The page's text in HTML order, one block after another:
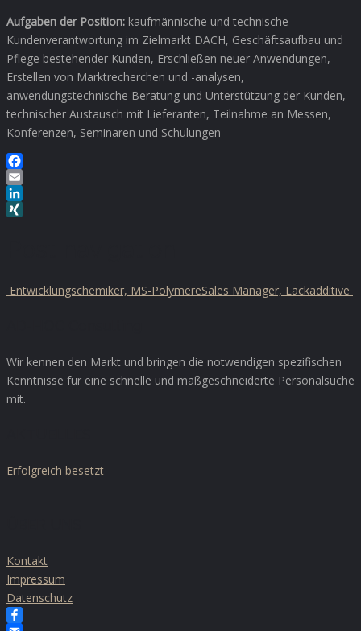
Aufgaben der Position: kaufmännische und technische
Kundenverantwortung im Zielmarkt DACH, Geschäftsaufbau und
Pflege bestehender Kunden, Erschließen neuer Anwendungen,
Erstellen von Marktrecherchen und -analysen,
anwendungstechnische Beratung und Unterstützung der Kunden,
technischer Austausch mit Lieferanten, Teilnahme an Messen,
Konferenzen, Seminaren und Schulungen
Facebook
Email
LinkedIn
Entwicklungschemiker, MS-PolymereSales Manager, Lackadditive
Wir kennen den Markt und bringen die notwendigen spezifischen
Kenntnisse für eine schnelle und maßgeschneiderte Personalsuche
mit.
Erfolgreich besetzt
Kontakt
Impressum
Datenschutz